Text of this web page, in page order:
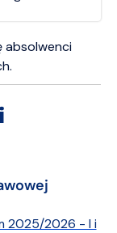
absolwenci
2025/2026 - I i